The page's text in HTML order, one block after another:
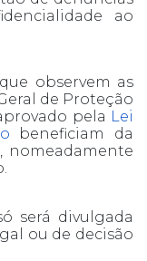
ao
observem as
de Proteção
pela Lei
beneficiam da
nomeadamente
será divulgada
ou de decisão